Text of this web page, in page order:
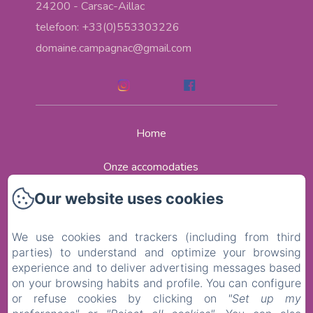
24200 - Carsac-Aillac
telefoon: +33(0)553303226
domaine.campagnac@gmail.com
Home
Onze accomodaties
Contact
Politique de confidentialité
Informations légales
Informations sur les cookies
Our website uses cookies
We use cookies and trackers (including from third
parties) to understand and optimize your browsing
experience and to deliver advertising messages based
on your browsing habits and profile. You can configure
or refuse cookies by clicking on
"Set up my